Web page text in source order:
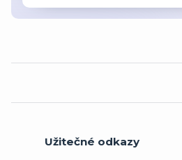
Užitečné odkazy